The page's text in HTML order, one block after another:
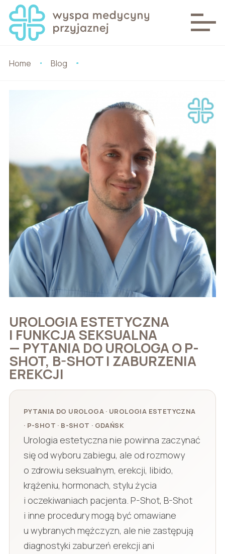
Home Blog
UROLOGIA ESTETYCZNA
I FUNKCJA SEKSUALNA
— PYTANIA DO UROLOGA O P-
SHOT, B-SHOT I ZABURZENIA
EREKCJI
PYTANIA DO UROLOGA · UROLOGIA ESTETYCZNA
· P-SHOT · B-SHOT · GDAŃSK
Urologia estetyczna nie powinna zaczynać
się od wyboru zabiegu, ale od rozmowy
o zdrowiu seksualnym, erekcji, libido,
krążeniu, hormonach, stylu życia
i oczekiwaniach pacjenta. P-Shot, B-Shot
i inne procedury mogą być omawiane
u wybranych mężczyzn, ale nie zastępują
diagnostyki zaburzeń erekcji ani